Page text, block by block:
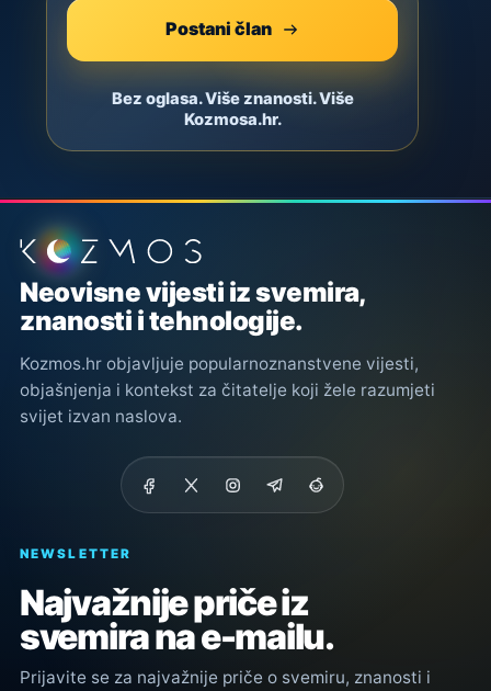
Postani član
Bez oglasa. Više znanosti. Više
Kozmosa.hr.
Podnožje stranice
Neovisne vijesti iz svemira,
znanosti i tehnologije.
Kozmos.hr objavljuje popularnoznanstvene vijesti,
objašnjenja i kontekst za čitatelje koji žele razumjeti
svijet izvan naslova.
NEWSLETTER
Najvažnije priče iz
svemira na e-mailu.
Prijavite se za najvažnije priče o svemiru, znanosti i